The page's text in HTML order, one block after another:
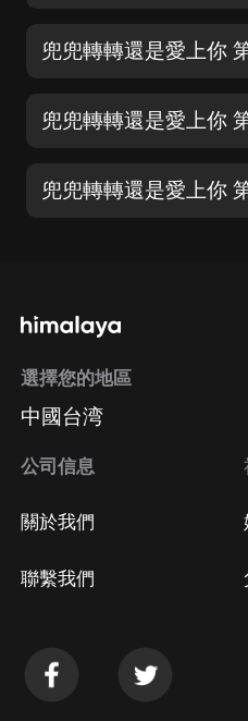
兜兜轉轉還是愛上你
兜兜轉轉還是愛上你
選擇您的地區
中國台湾
公司信息
關於我們
聯繫我們